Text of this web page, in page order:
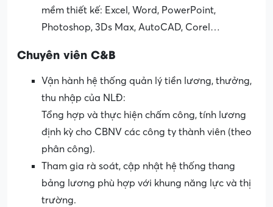
mềm thiết kế: Excel, Word, PowerPoint,
Photoshop, 3Ds Max, AutoCAD, Corel…
Chuyên viên C&B
Vận hành hệ thống quản lý tiền lương, thưởng,
thu nhập của NLĐ:
Tổng hợp và thực hiện chấm công, tính lương
định kỳ cho CBNV các công ty thành viên (theo
phân công).
Tham gia rà soát, cập nhật hệ thống thang
bảng lương phù hợp với khung năng lực và thị
trường.